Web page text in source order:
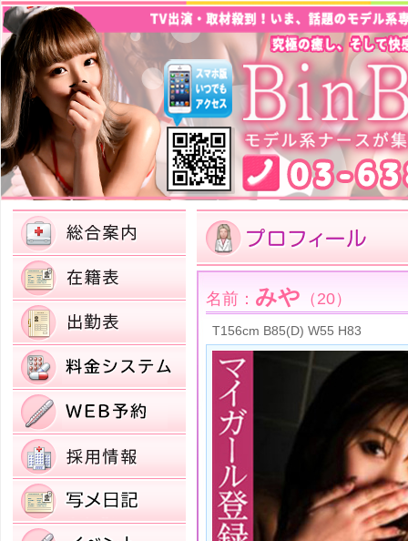
名前： みや （20）
T156cm B85(D) W55 H83